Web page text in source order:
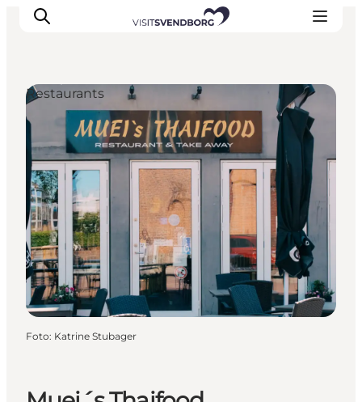
Veranstaltungen
Essen und Trinken
Shopping in Svendborg
Übernachtung
Den Urlaub planen
Restaurants
Foto: Katrine Stubager